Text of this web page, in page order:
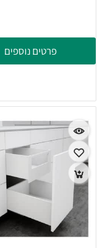
פרטים נוספים